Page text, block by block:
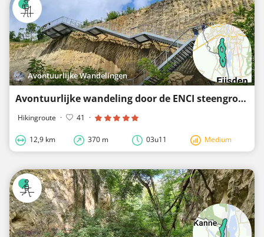
Avontuurlijke Wandelingen
Avontuurlijke wandeling door de ENCI steengroeve, over de Sint Pietersberg en langs Mergelgrotten
Hikingroute · 41 ·
12,9 km 370 m 03u11 Medium